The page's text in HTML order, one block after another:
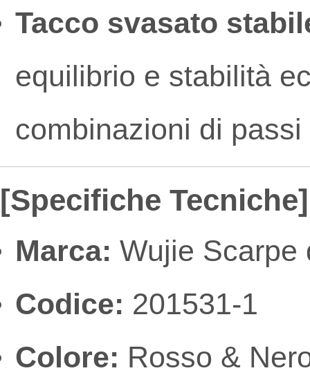
Tacco svasato
equilibrio e stabilità
combinazioni di
[Specifiche Tecniche]
Marca: Wujie Scarpe
Codice: 201531-1
Colore: Rosso &